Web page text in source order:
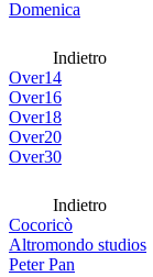
Domenica
Indietro
Over14
Over16
Over18
Over20
Over30
Indietro
Cocoricò
Altromondo studios
Peter Pan